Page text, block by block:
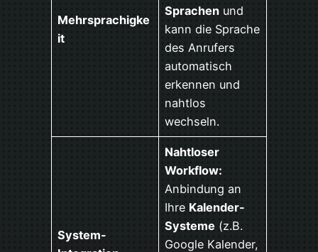
Mehrsprachigke
it
Sprachen und
kann die Sprache
des Anrufers
automatisch
erkennen und
nahtlos
wechseln.
System-
Nahtloser
Workflow:
Anbindung an
Ihre Kalender-
Systeme (z.B.
Google Kalender,